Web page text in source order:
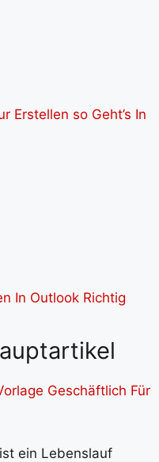
Geschäftlich Für
ein Lebenslauf